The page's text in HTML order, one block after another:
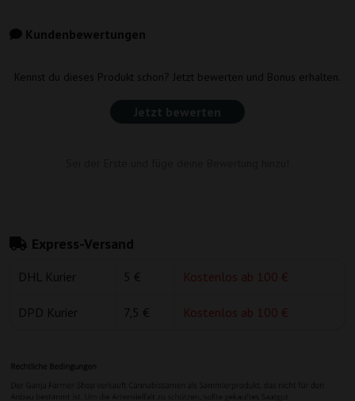
Kundenbewertungen
Kennst du dieses Produkt schon? Jetzt bewerten und Bonus erhalten.
Jetzt bewerten
Express-Versand
DHL Kurier 5 € Kostenlos ab 100 €
DPD Kurier 7,5 € Kostenlos ab 100 €